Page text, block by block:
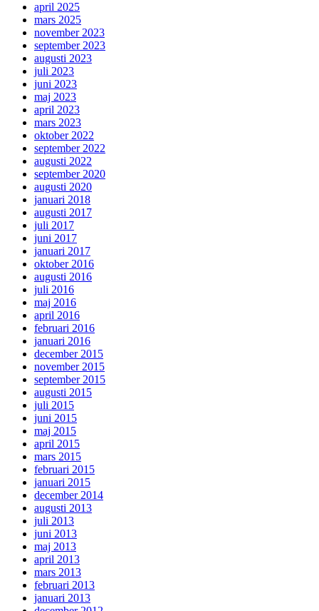
april 2025
mars 2025
november 2023
september 2023
augusti 2023
juli 2023
juni 2023
maj 2023
april 2023
mars 2023
oktober 2022
september 2022
augusti 2022
september 2020
augusti 2020
januari 2018
augusti 2017
juli 2017
juni 2017
januari 2017
oktober 2016
augusti 2016
juli 2016
maj 2016
april 2016
februari 2016
januari 2016
december 2015
november 2015
september 2015
augusti 2015
juli 2015
juni 2015
maj 2015
april 2015
mars 2015
februari 2015
januari 2015
december 2014
augusti 2013
juli 2013
juni 2013
maj 2013
april 2013
mars 2013
februari 2013
januari 2013